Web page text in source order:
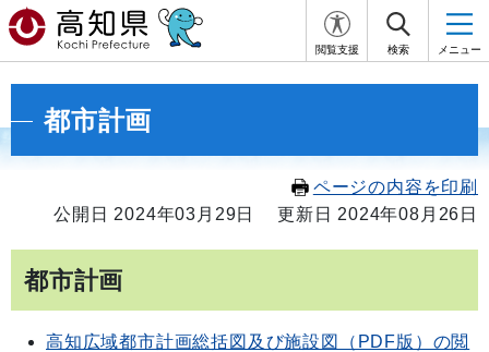
閲覧支援 検索 メニュー
都市計画
ページの内容を印刷
公開日 2024年03月29日
更新日 2024年08月26日
都市計画
高知広域都市計画総括図及び施設図（PDF版）の閲